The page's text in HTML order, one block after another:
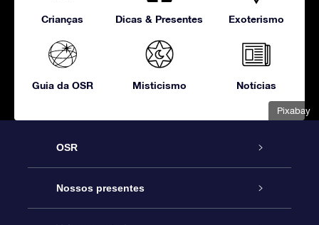
Pixabay
Crianças Dicas & Presentes Exoterismo
Guia da OSR Misticismo Notícias
OSR
Serviço
Nossos presentes